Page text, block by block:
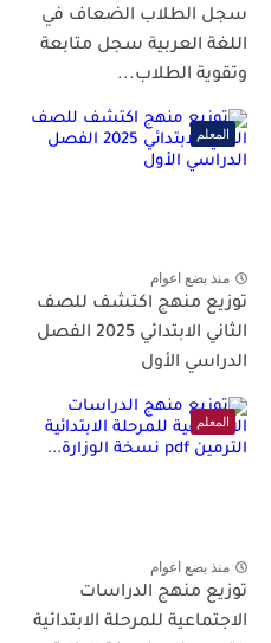
سجل الطلاب الضعاف في
اللغة العربية سجل متابعة
وتقوية الطلاب...
المعلم
منذ بضع اعوام
توزيع منهج اكتشف للصف
الثاني الابتدائي 2025 الفصل
الدراسي الأول
المعلم
منذ بضع اعوام
توزيع منهج الدراسات
الاجتماعية للمرحلة الابتدائية